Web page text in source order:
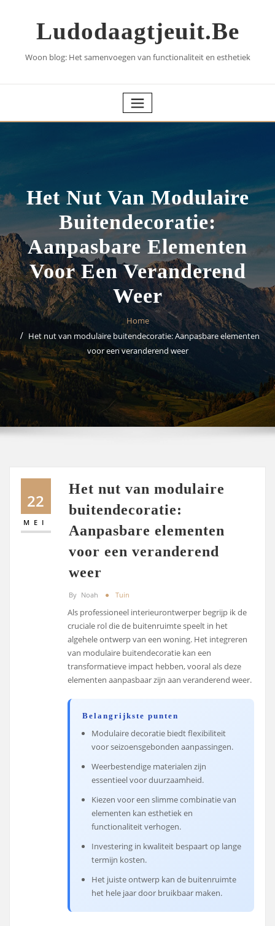
Ludodaagtjeuit.be
Woon blog: Het samenvoegen van functionaliteit en esthetiek
Het Nut Van Modulaire
Buitendecoratie:
Aanpasbare Elementen
Voor Een Veranderend
Weer
Home
Het nut van modulaire buitendecoratie: Aanpasbare elementen
voor een veranderend weer
22
MEI
Het nut van modulaire
buitendecoratie:
Aanpasbare elementen
voor een veranderend
weer
By Noah Tuin
Als professioneel interieurontwerper begrijp ik de
cruciale rol die de buitenruimte speelt in het
algehele ontwerp van een woning. Het integreren
van modulaire buitendecoratie kan een
transformatieve impact hebben, vooral als deze
elementen aanpasbaar zijn aan veranderend weer.
Belangrijkste punten
Modulaire decoratie biedt flexibiliteit
voor seizoensgebonden aanpassingen.
Weerbestendige materialen zijn
essentieel voor duurzaamheid.
Kiezen voor een slimme combinatie van
elementen kan esthetiek en
functionaliteit verhogen.
Investering in kwaliteit bespaart op lange
termijn kosten.
Het juiste ontwerp kan de buitenruimte
het hele jaar door bruikbaar maken.